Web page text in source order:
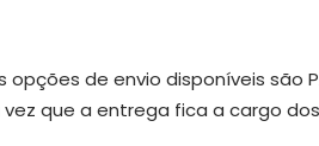
de envio disponíveis são
que a entrega fica a cargo